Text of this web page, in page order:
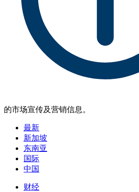
的市场宣传及营销信息。
最新
新加坡
东南亚
国际
中国
财经